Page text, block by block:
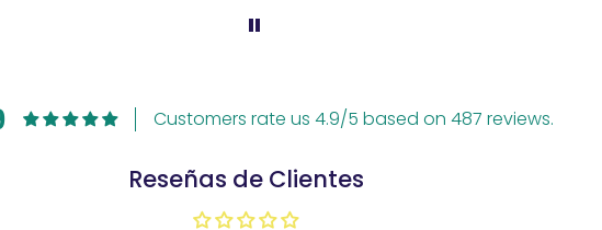
Customers rate us 4.9/5 based on 487 reviews.
Reseñas de Clientes